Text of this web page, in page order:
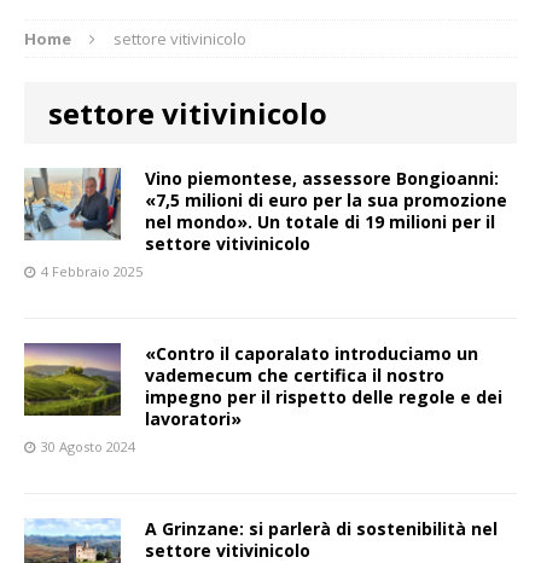
Home settore vitivinicolo
settore vitivinicolo
Vino piemontese, assessore Bongioanni:
«7,5 milioni di euro per la sua promozione
nel mondo». Un totale di 19 milioni per il
settore vitivinicolo
4 Febbraio 2025
«Contro il caporalato introduciamo un
vademecum che certifica il nostro
impegno per il rispetto delle regole e dei
lavoratori»
30 Agosto 2024
A Grinzane: si parlerà di sostenibilità nel
settore vitivinicolo